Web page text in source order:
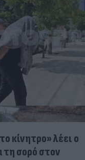
κίνητρο» λέει ο
τη σορό στον